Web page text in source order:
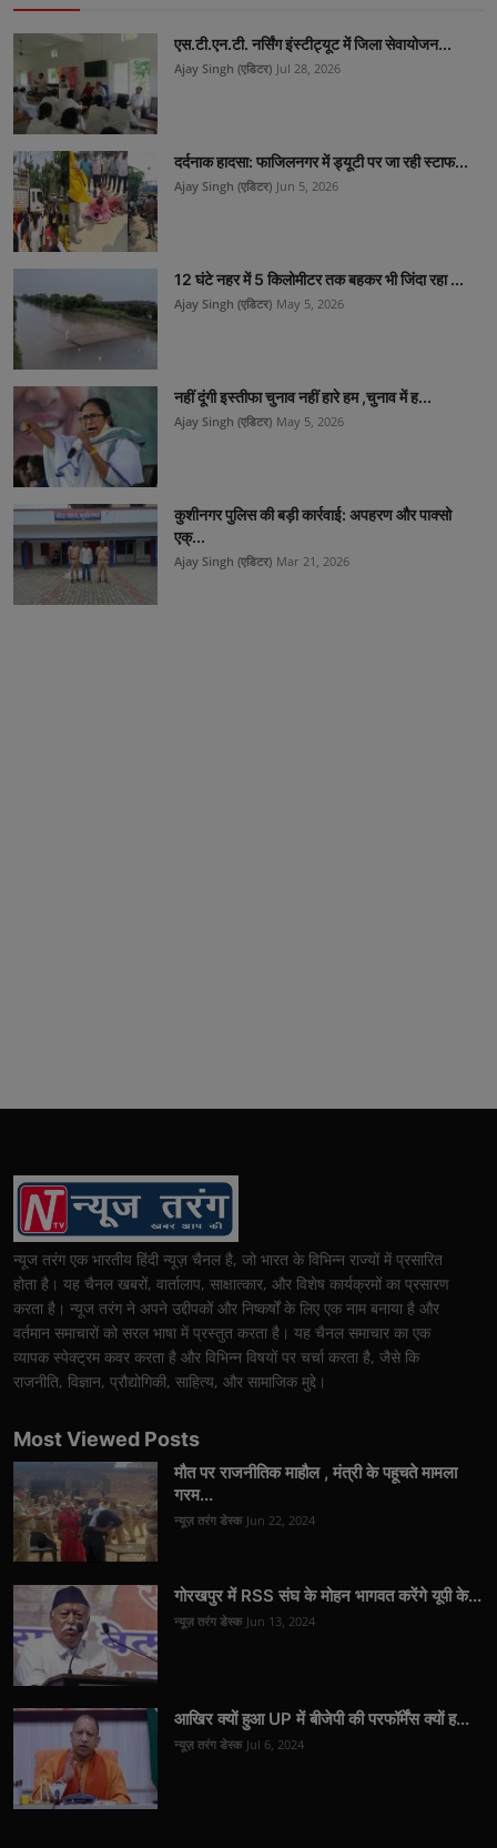
एस.टी.एन.टी. नर्सिंग इंस्टीट्यूट में जिला सेवायोजन...
Ajay Singh (एडिटर) Jul 28, 2026
दर्दनाक हादसा: फाजिलनगर में ड्यूटी पर जा रही स्टाफ...
Ajay Singh (एडिटर) Jun 5, 2026
12 घंटे नहर में 5 किलोमीटर तक बहकर भी जिंदा रहा ...
Ajay Singh (एडिटर) May 5, 2026
नहीं दूंगी इस्तीफा चुनाव नहीं हारे हम ,चुनाव में ह...
Ajay Singh (एडिटर) May 5, 2026
कुशीनगर पुलिस की बड़ी कार्रवाई: अपहरण और पाक्सो
एक्...
Ajay Singh (एडिटर) Mar 21, 2026
न्यूज तरंग एक भारतीय हिंदी न्यूज़ चैनल है, जो भारत के विभिन्न राज्यों में प्रसारित
होता है। यह चैनल खबरों, वार्तालाप, साक्षात्कार, और विशेष कार्यक्रमों का प्रसारण
करता है। न्यूज तरंग ने अपने उद्दीपकों और निष्कर्षों के लिए एक नाम बनाया है और
वर्तमान समाचारों को सरल भाषा में प्रस्तुत करता है। यह चैनल समाचार का एक
व्यापक स्पेक्ट्रम कवर करता है और विभिन्न विषयों पर चर्चा करता है, जैसे कि
राजनीति, विज्ञान, प्रौद्योगिकी, साहित्य, और सामाजिक मुद्दे।
Most Viewed Posts
मौत पर राजनीतिक माहौल , मंत्री के पहूचते मामला
गरम...
न्यूज़ तरंग डेस्क Jun 22, 2024
गोरखपुर में RSS संघ के मोहन भागवत करेंगे यूपी के...
न्यूज़ तरंग डेस्क Jun 13, 2024
आखिर क्यों हुआ UP में बीजेपी की परफॉर्मेंस क्यों ह...
न्यूज़ तरंग डेस्क Jul 6, 2024